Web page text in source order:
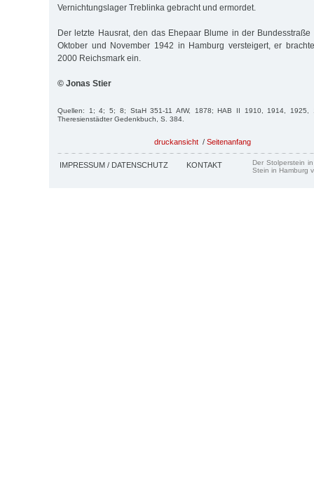
Vernichtungslager Treblinka gebracht und ermordet.
Der letzte Hausrat, den das Ehepaar Blume in der
Oktober und November 1942 in Hamburg versteigert, er
2000 Reichsmark ein.
© Jonas Stier
Quellen: 1; 4; 5; 8; StaH 351-11 AfW, 1878; HAB II 1910, 1914, 1925,
Theresienstädter Gedenkbuch, S. 384.
druckansicht / Seitenanfang
IMPRESSUM / DATENSCHUTZ KONTAKT
Der Stolperstein
Stein in Hamburg